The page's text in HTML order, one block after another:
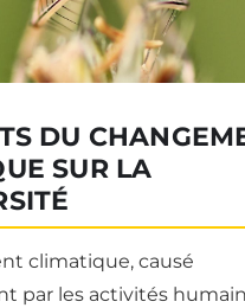
DU
SUR LA
climatique, causé
par les activités